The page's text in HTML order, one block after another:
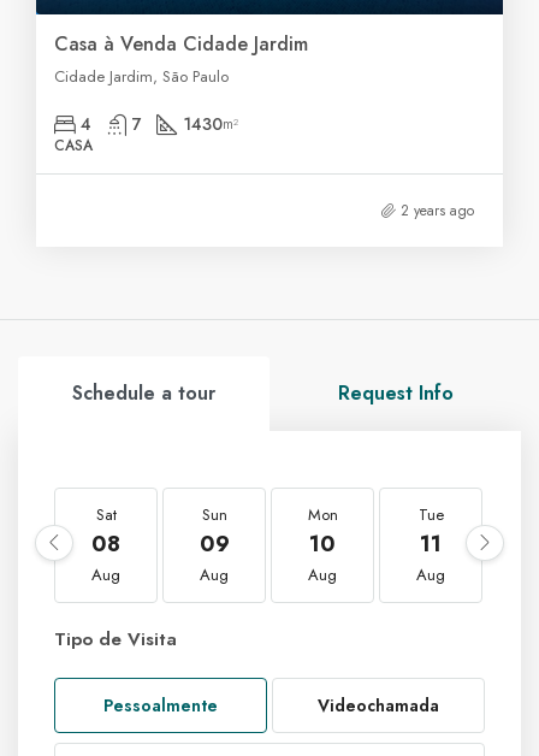
Casa à Venda Cidade Jardim
Cidade Jardim, São Paulo
4 7 1430m²
CASA
2 years ago
Schedule a tour Request Info
Sat
08
Aug
Sun
09
Aug
Mon
10
Aug
Tue
11
Aug
Tipo de Visita
Pessoalmente Videochamada